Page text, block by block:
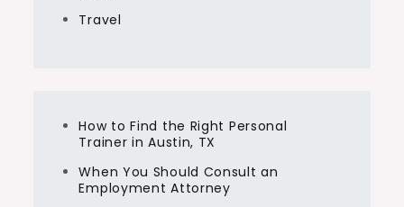
Travel
How to Find the Right Personal
Trainer in Austin, TX
When You Should Consult an
Employment Attorney